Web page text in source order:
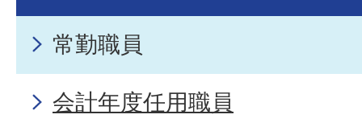
常勤職員
会計年度任用職員